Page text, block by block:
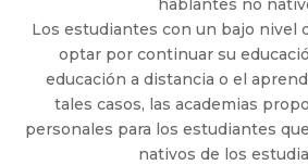
hablantes no
Los estudiantes con un bajo nivel
optar por continuar su
educación a distancia o el
tales casos, las academias
personales para los estudiantes
nativos de los